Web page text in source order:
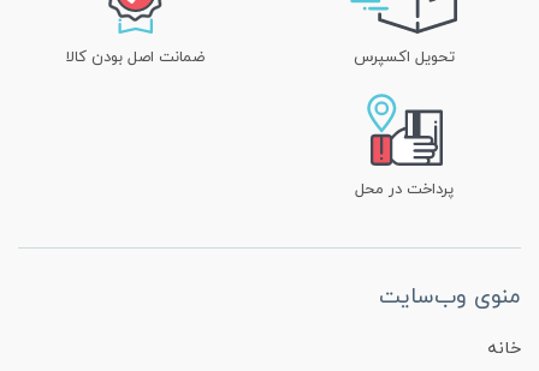
تحویل اکسپرس ضمانت اصل بودن کالا
پرداخت در محل
منوی وب‌سایت
خانه